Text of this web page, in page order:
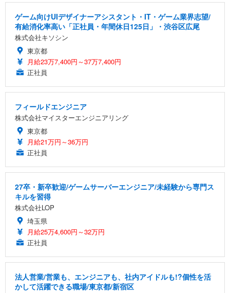
ゲーム向けUIデザイナーアシスタント・IT・ゲーム業界志望/
有給消化率高い「正社員・年間休日125日」・渋谷区広尾
株式会社キソシン
東京都
月給23万7,400円～37万7,400円
正社員
フィールドエンジニア
株式会社マイスターエンジニアリング
東京都
月給21万円～36万円
正社員
27卒・新卒歓迎/ゲームサーバーエンジニア/未経験から専門ス
キルを習得
株式会社LOP
埼玉県
月給25万4,600円～32万円
正社員
法人営業/営業も、エンジニアも、社内アイドルも!?個性を活
かして活躍できる職場/東京都/新宿区